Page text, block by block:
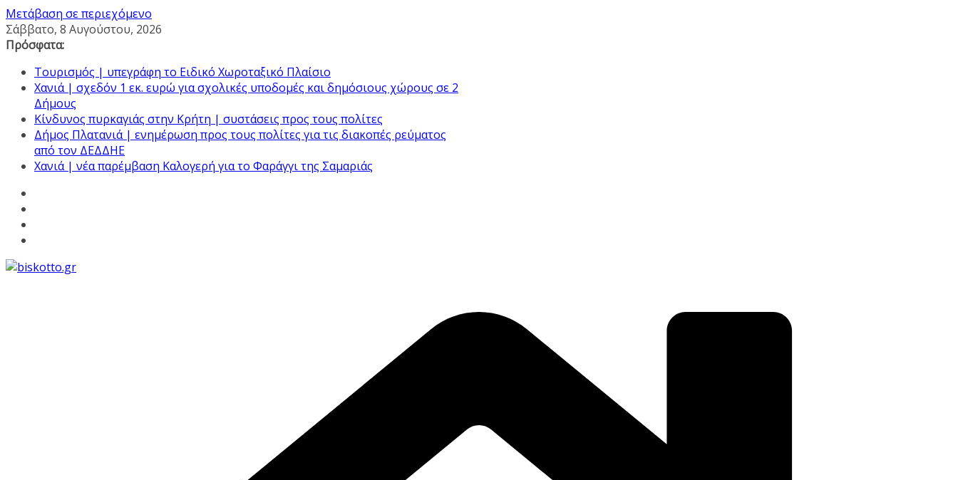
Μετάβαση σε περιεχόμενο
Σάββατο, 8 Αυγούστου, 2026
Πρόσφατα:
Τουρισμός | υπεγράφη το Ειδικό Χωροταξικό Πλαίσιο
Χανιά | σχεδόν 1 εκ. ευρώ για σχολικές υποδομές και δημόσιους χώρους σε 2
Δήμους
Κίνδυνος πυρκαγιάς στην Κρήτη | συστάσεις προς τους πολίτες
Δήμος Πλατανιά | ενημέρωση προς τους πολίτες για τις διακοπές ρεύματος
από τον ΔΕΔΔΗΕ
Χανιά | νέα παρέμβαση Καλογερή για το Φαράγγι της Σαμαριάς